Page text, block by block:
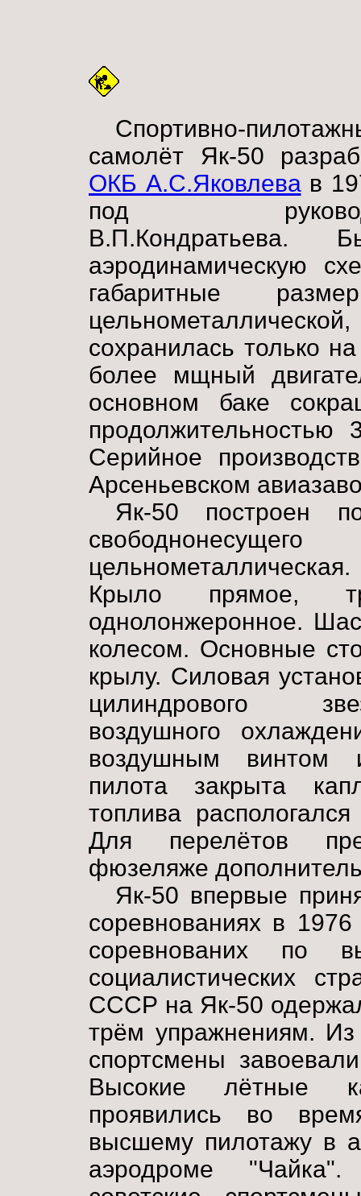
Спортивно-
самолёт Як-50
ОКБ А.С.Яковлевав
под
В.П.Кондратьева.
аэродинамическую
габаритные
сохранилась только
более мщный
основном баке
продолжительностью
Серийное
Арсеньевском
Як-50 построен
свободнонесущего
Крыло прямое,
однолонжеронное.
колесом. Основные
крылу. Силовая
цилиндрового
воздушного
воздушным винтом
пилота закрыта
топлива
Для перелётов
фюзеляже
Як-50 впервые
соревнованиях в
соревнованих по
социалистических
СССР на Як-50
трём упражнениям. Из
спортсмены
Высокие лётные
проявились во
высшему пилотажу в
аэродроме